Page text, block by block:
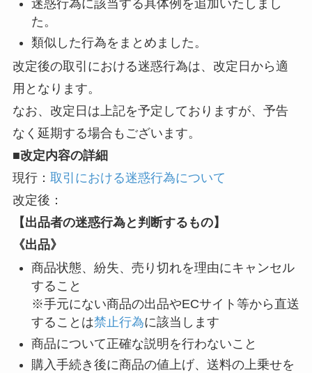
迷惑行為に該当する具体例を追加いたしまし
た。
類似した行為をまとめました。
改定後の取引における迷惑行為は、改定日から適
用となります。
なお、改定日は上記を予定しておりますが、予告
なく延期する場合もございます。
■改定内容の詳細
現行： 取引における迷惑行為について
改定後：
【出品者の迷惑行為と判断するもの】
《出品》
商品状態、紛失、売り切れを理由にキャンセル
すること
※手元にない商品の出品やECサイト等から直送
することは禁止行為に該当します
商品について正確な説明を行わないこと
購入手続き後に商品の値上げ、送料の上乗せを